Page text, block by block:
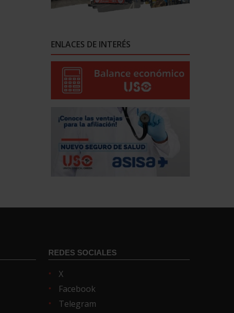
ENLACES DE INTERÉS
REDES SOCIALES
X
Facebook
Telegram